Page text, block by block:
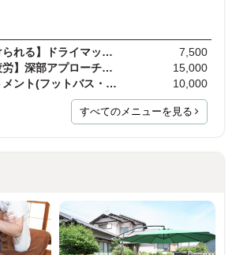
【服を着たまま受けられる】ドライマッサージ60分
7,500
【首肩コリ・全身疲労】深部アプローチ全身リンパ 12…
15,000
マタニティトリートメント(フットバス・トリートメン…
10,000
すべてのメニューを見る